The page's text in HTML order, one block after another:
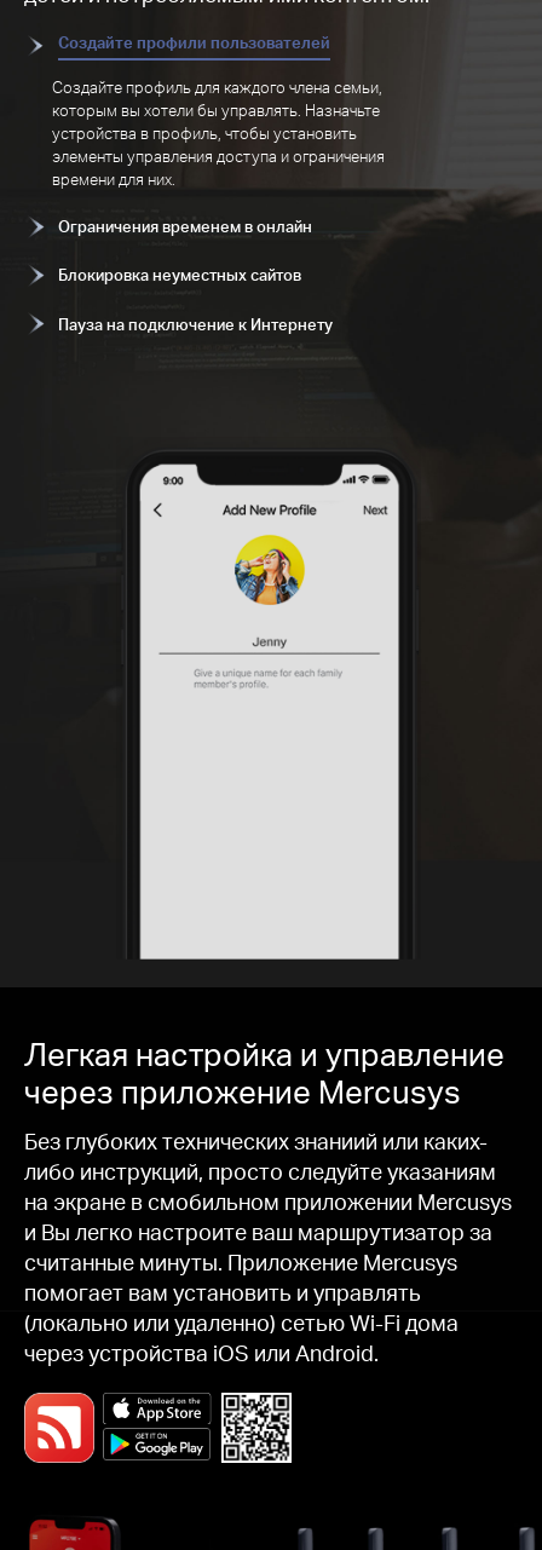
Создайте профили пользователей
Создайте профиль для каждого члена семьи,
которым вы хотели бы управлять. Назначьте
устройства в профиль, чтобы установить
элементы управления доступа и ограничения
времени для них.
Ограничения временем в онлайн
Блокировка неуместных сайтов
Пауза на подключение к Интернету
Легкая настройка и управление
через приложение Mercusys
Без глубоких технических знаниий или каких-
либо инструкций, просто следуйте указаниям
на экране в смобильном приложении Mercusys
и Вы легко настроите ваш маршрутизатор за
считанные минуты. Приложение Mercusys
помогает вам установить и управлять
(локально или удаленно) сетью Wi-Fi дома
через устройства iOS или Android.